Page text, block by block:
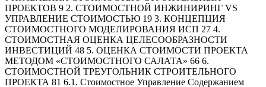
ПРОЕКТОВ 9 2. СТОИМОСТНОЙ ИНЖИНИРИНГ VS
УПРАВЛЕНИЕ СТОИМОСТЬЮ 19 3. КОНЦЕПЦИЯ
СТОИМОСТНОГО МОДЕЛИРОВАНИЯ ИСП 27 4.
СТОИМОСТНАЯ ОЦЕНКА ЦЕЛЕСООБРАЗНОСТИ
ИНВЕСТИЦИЙ 48 5. ОЦЕНКА СТОИМОСТИ ПРОЕКТА
МЕТОДОМ «СТОИМОСТНОГО САЛАТА» 66 6.
СТОИМОСТНОЙ ТРЕУГОЛЬНИК СТРОИТЕЛЬНОГО
ПРОЕКТА 81 6.1. Стоимостное Управление Содержанием